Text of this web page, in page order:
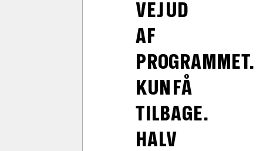
VEJ UD
AF
PROGRAMMET.
KUN FÅ
TILBAGE.
HALV